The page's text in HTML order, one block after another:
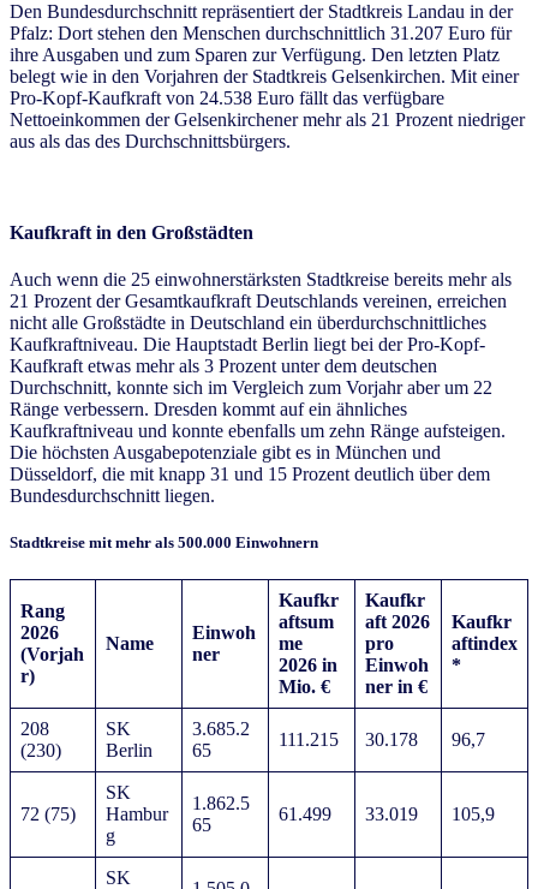
Den Bundesdurchschnitt repräsentiert der Stadtkreis Landau in der
Pfalz: Dort stehen den Menschen durchschnittlich 31.207 Euro für
ihre Ausgaben und zum Sparen zur Verfügung. Den letzten Platz
belegt wie in den Vorjahren der Stadtkreis Gelsenkirchen. Mit einer
Pro-Kopf-Kaufkraft von 24.538 Euro fällt das verfügbare
Nettoeinkommen der Gelsenkirchener mehr als 21 Prozent niedriger
aus als das des Durchschnittsbürgers.
Kaufkraft in den Großstädten
Auch wenn die 25 einwohnerstärksten Stadtkreise bereits mehr als
21 Prozent der Gesamtkaufkraft Deutschlands vereinen, erreichen
nicht alle Großstädte in Deutschland ein überdurchschnittliches
Kaufkraftniveau. Die Hauptstadt Berlin liegt bei der Pro-Kopf-
Kaufkraft etwas mehr als 3 Prozent unter dem deutschen
Durchschnitt, konnte sich im Vergleich zum Vorjahr aber um 22
Ränge verbessern. Dresden kommt auf ein ähnliches
Kaufkraftniveau und konnte ebenfalls um zehn Ränge aufsteigen.
Die höchsten Ausgabepotenziale gibt es in München und
Düsseldorf, die mit knapp 31 und 15 Prozent deutlich über dem
Bundesdurchschnitt liegen.
Stadtkreise mit mehr als 500.000 Einwohnern
Rang
2026
(Vorjah
r)
Name
Einwoh
ner
Kaufkr
aftsum
me
2026 in
Mio. €
Kaufkr
aft 2026
pro
Einwoh
ner in €
Kaufkr
aftindex
*
208
(230)
SK
Berlin
3.685.2
65
111.215 30.178 96,7
72 (75)
SK
Hambur
g
1.862.5
65
61.499 33.019 105,9
SK